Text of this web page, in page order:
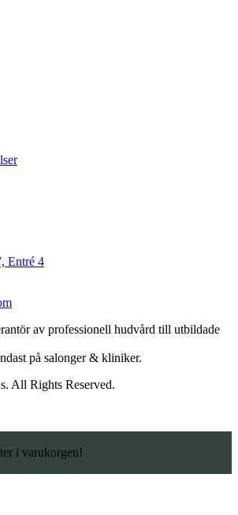
Entré 4
av professionell hudvård till utbildade
på salonger & kliniker.
All Rights Reserved.
i varukorgen!